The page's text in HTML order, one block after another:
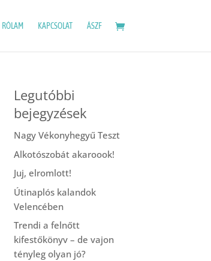
RÓLAM KAPCSOLAT ÁSZF
Legutóbbi
bejegyzések
Nagy Vékonyhegyű Teszt
Alkotószobát akaroook!
Juj, elromlott!
Útinaplós kalandok
Velencében
Trendi a felnőtt
kifestőkönyv – de vajon
tényleg olyan jó?